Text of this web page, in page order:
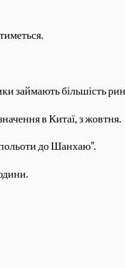
займають більшість
в Китаї, з жовтня.
до Шанхаю”.